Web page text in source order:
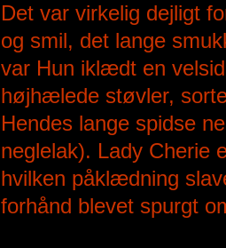
Det var virkelig dejligt
og smil, det lange
var Hun iklædt en
højhælede støvler,
Hendes lange spidse
neglelak). Lady Cherie
hvilken påklædning
forhånd blevet spurgt